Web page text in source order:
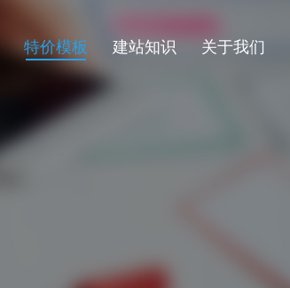
特价模板 建站知识 关于我们